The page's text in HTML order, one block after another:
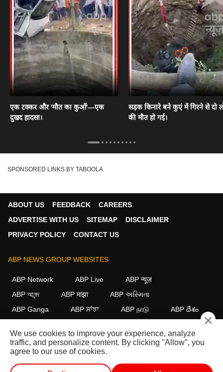
एक टक्कर और 'मौत का कुआँ'—एक
दुखद हादसा।
सड़क किनारे बने कुएं में गिरने से दो
की मौत हो गई।
SPONSORED LINKS BY TABOOLA
ABOUT US FEEDBACK
CAREERS
ADVERTISE WITH US
SITEMAP
DISCLAIMER
PRIVACY POLICY
CONTACT US
ABP NEWS GROUP WEBSITES
ABP Network ABP Live
ABP न्यूज़
ABP আনন্দ
ABP माझा
ABP અસ્મિતા
ABP Ganga
ABP ਸਾਂਝਾ ABP நாடு ABP దేశం
FOLLOW US
This website follows the DNPA Code of Ethics. Copyright@2026.
×
We use cookies to improve your experience, analyze
traffic, and personalize content. By clicking "Allow", you
agree to our use of cookies.